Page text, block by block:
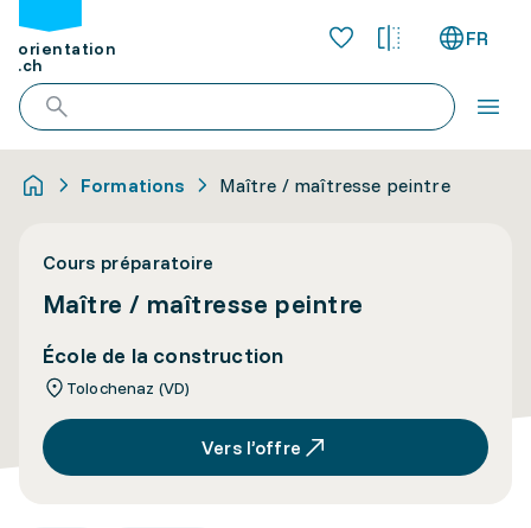
orientation
.ch
FR
Formations Maître / maîtresse peintre
Cours préparatoire
Maître / maîtresse peintre
École de la construction
Tolochenaz (VD)
Vers l’offre